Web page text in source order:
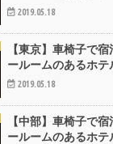
2019.05.18
【東京】車椅子で
ールームのあるホテ
2019.05.18
【中部】車椅子で
ールームのあるホテ